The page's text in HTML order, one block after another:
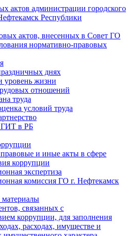
актов администрации городского
Республики
актов, внесенных в Совет ГО
нормативно-правовых
днях
уровень жизни
отношений
труда
условий труда
ГИТ в РБ
и иные акты в сфере
коррупции
экспертиза
комиссия ГО г. Нефтекамск
связанных с
коррупции, для заполнения
расходах, имуществе и